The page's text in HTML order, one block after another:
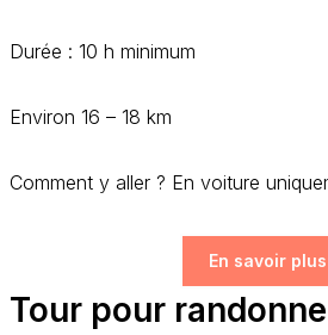
Durée : 10 h minimum
Environ 16 – 18 km
Comment y aller ? En voiture
En savoir plus
Tour pour